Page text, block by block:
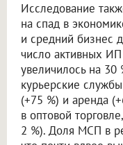
Исследование
на спад в
и средний бизнес
число активных
увеличилось на 30
курьерские
(+75 %) и аренда
в оптовой
2 %). Доля МСП в